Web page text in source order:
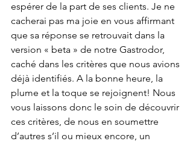
espérer de la part de ses clients. Je ne
cacherai pas ma joie en vous affirmant
que sa réponse se retrouvait dans la
version « beta » de notre Gastrodor,
caché dans les critères que nous avions
déjà identifiés. A la bonne heure, la
plume et la toque se rejoignent! Nous
vous laissons donc le soin de découvrir
ces critères, de nous en soumettre
d’autres s’il ou mieux encore, un